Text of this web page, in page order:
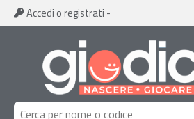
Accedi o registrati -